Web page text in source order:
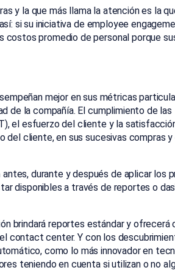
y la que más llama la atención es la
si su iniciativa de employee
costos promedio de personal porque
mejor en sus métricas
de la compañía. El cumplimiento de las
el esfuerzo del cliente y la
cliente, en sus sucesivas compras y
durante y después de aplicar los
disponibles a través de reportes o
brindará reportes estándar y ofrecerá
contact center. Y con los
como lo más innovador en
teniendo en cuenta si utilizan o no